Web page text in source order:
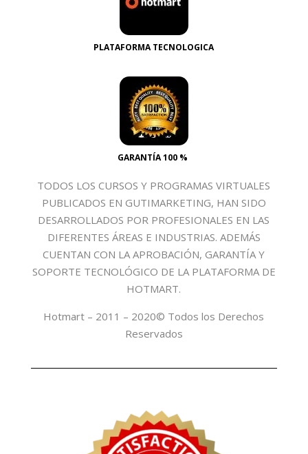
PLATAFORMA TECNOLOGICA
GARANTÍA 100 %
TODOS LOS CURSOS Y PROGRAMAS VIRTUALES
PUBLICADOS EN GUTIMARKETING, HAN SIDO
DESARROLLADOS POR PROFESIONALES EN LAS
DIFERENTES ÁREAS E INDUSTRIAS. ADEMÁS
CUENTAN CON LA APROBACIÓN, GARANTÍA Y
SOPORTE TECNOLÓGICO DE LA PLATAFORMA DE
HOTMART.
Hotmart – 2011 – 2020© Todos los Derechos
Reservados